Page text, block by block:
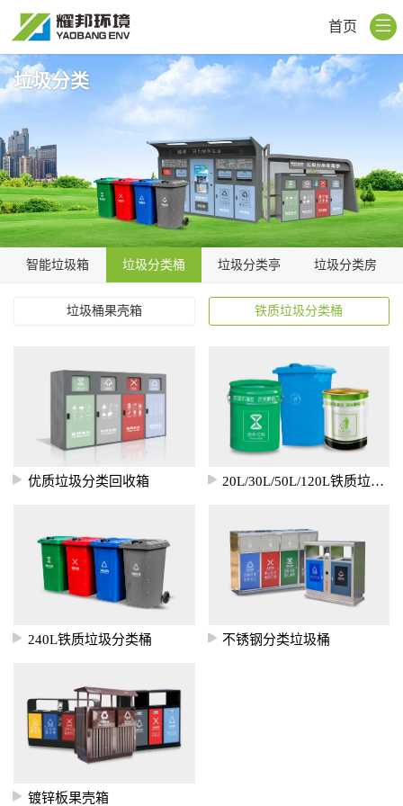
首页
垃圾分类
智能垃圾箱 垃圾分类桶 垃圾分类亭 垃圾分类房
垃圾桶果壳箱 铁质垃圾分类桶
优质垃圾分类回收箱 20L/30L/50L/120L铁质垃圾桶
240L铁质垃圾分类桶 不锈钢分类垃圾桶
镀锌板果壳箱